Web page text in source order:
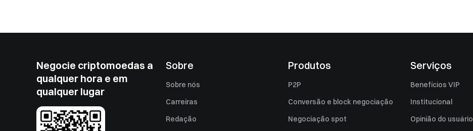
Negocie criptomoedas a
qualquer hora e em
qualquer lugar
Sobre
Sobre nós
Carreiras
Redação
Produtos
P2P
Conversão e block negociação
Negociação spot
Serviços
Benefícios VIP
Institucional
Opinião do usuário